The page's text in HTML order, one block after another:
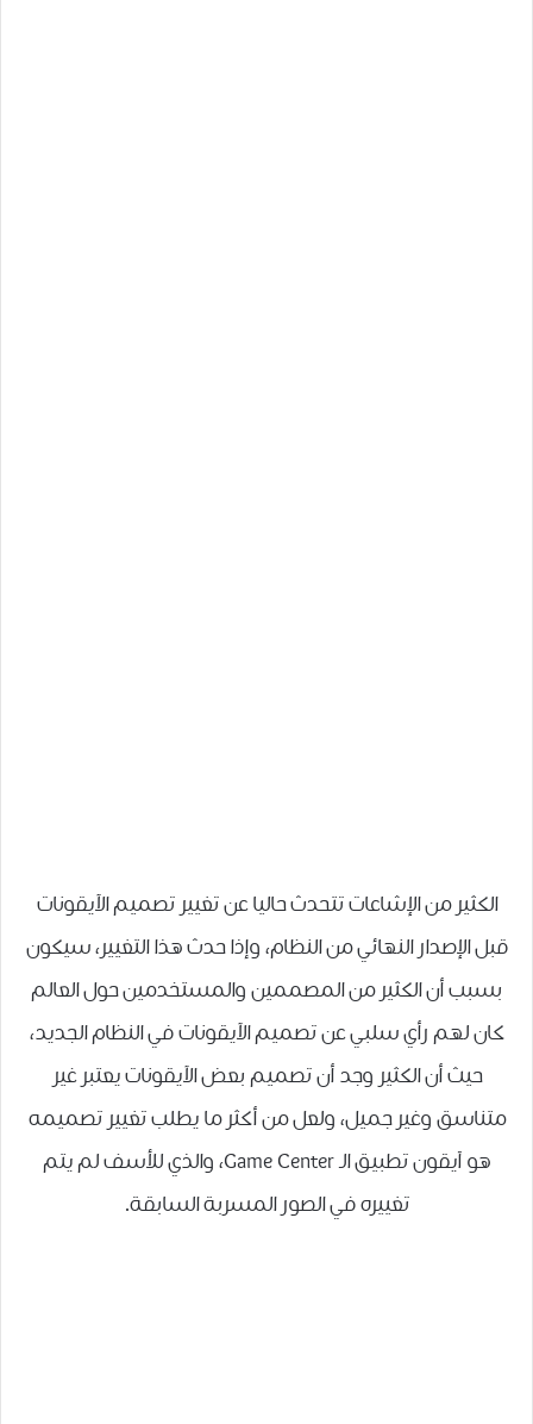
الكثير من الإشاعات تتحدث حاليا عن تغيير تصميم الآيقونات
قبل الإصدار النهائي من النظام، وإذا حدث هذا التغيير، سيكون
بسبب أن الكثير من المصممين والمستخدمين حول العالم
كان لهم رأي سلبي عن تصميم الآيقونات في النظام الجديد،
حيث أن الكثير وجد أن تصميم بعض الآيقونات يعتبر غير
متناسق وغير جميل، ولعل من أكثر ما يطلب تغيير تصميمه
هو آيقون تطبيق الـ Game Center، والذي للأسف لم يتم
تغييره في الصور المسربة السابقة.